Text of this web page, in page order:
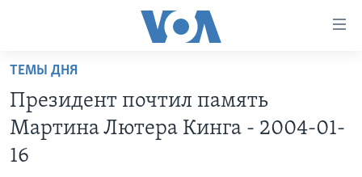
Перейти
основной
контент
Перейти
ПРОГРАММЫ
ПРОЕКТЫ
ТЕМЫ ДНЯ
Президент почтил память
Мартина Лютера Кинга - 2004-01-
16